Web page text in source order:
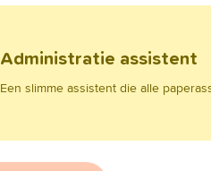
Administratie assistent
Een slimme assistent die alle